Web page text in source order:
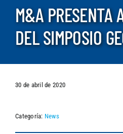
M&A PRESENTA
DEL SIMPOSIO
30 de abril de 2020
Categoría: News